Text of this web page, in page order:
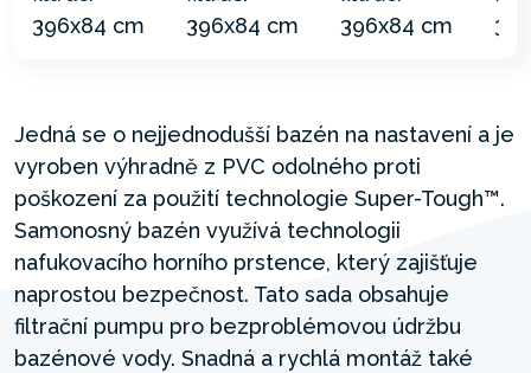
Jedná se o nejjednodušší bazén na nastavení a je
vyroben výhradně z PVC odolného proti
poškození za použití technologie Super-Tough™.
Samonosný bazén využívá technologii
nafukovacího horního prstence, který zajišťuje
naprostou bezpečnost. Tato sada obsahuje
filtrační pumpu pro bezproblémovou údržbu
bazénové vody. Snadná a rychlá montáž také